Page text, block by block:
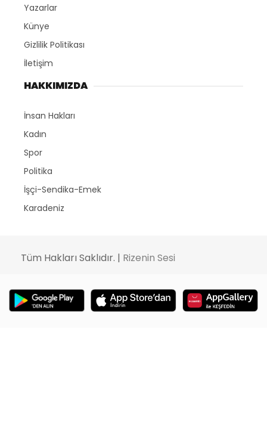
Yazarlar
Künye
Gizlilik Politikası
İletişim
HAKKIMIZDA
İnsan Hakları
Kadın
Spor
Politika
İşçi-Sendika-Emek
Karadeniz
Tüm Hakları Saklıdır. | Rizenin Sesi